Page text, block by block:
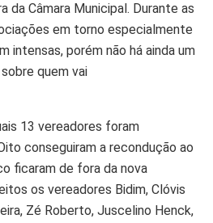
da Câmara Municipal. Durante as
em torno especialmente
intensas, porém não há ainda um
quem vai
13 vereadores foram
conseguiram a recondução ao
ficaram de fora da nova
os vereadores Bidim, Clóvis
Zé Roberto, Juscelino Henck,